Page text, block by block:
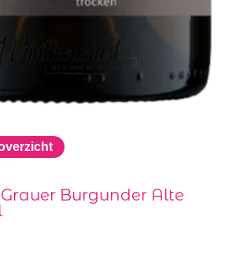
Burgunder Alte